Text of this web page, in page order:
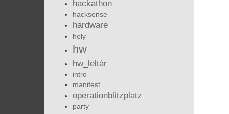
hackathon
hacksense
hardware
hely
hw
hw_leltár
intro
manifest
operationblitzplatz
party